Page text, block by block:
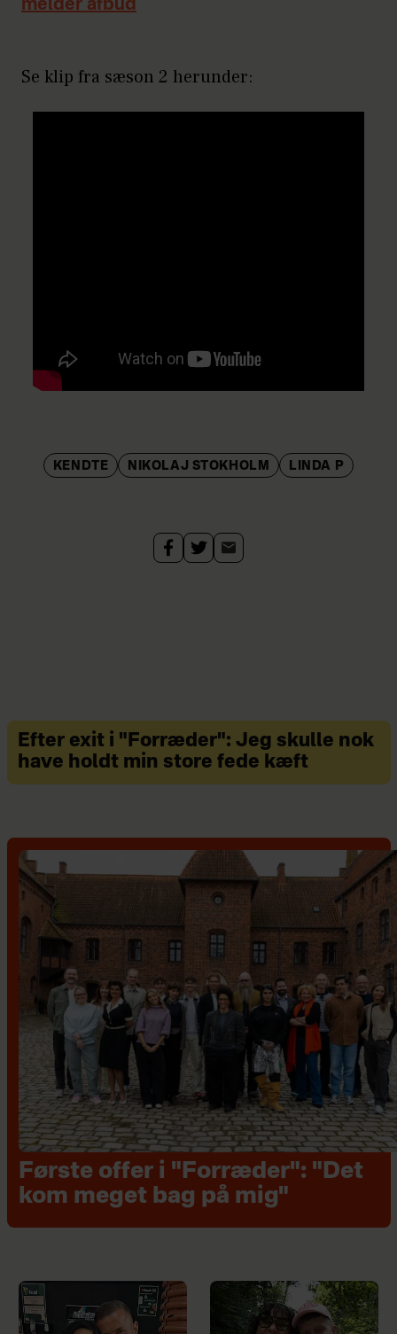
melder afbud
Se klip fra sæson 2 herunder:
KENDTE NIKOLAJ STOKHOLM LINDA P
Efter exit i "Forræder": Jeg skulle nok
have holdt min store fede kæft
Første offer i "Forræder": "Det
kom meget bag på mig"